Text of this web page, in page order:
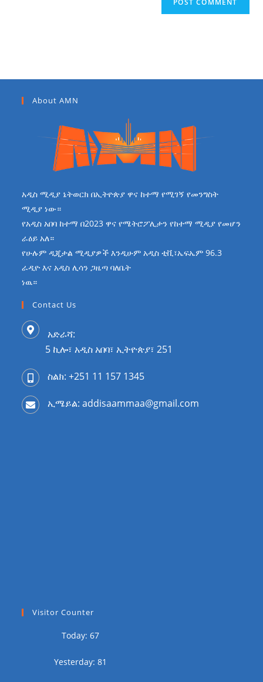
About AMN
አዲስ ሚዲያ ኔትወርክ በኢትዮጵያ ዋና ከተማ የሚገኝ የመንግስት
ሚዲያ ነው።
የአዲስ አበባ ከተማ በ2023 ዋና የሜትሮፖሊታን የከተማ ሚዲያ የመሆን
ራዕይ አለ።
የሁሉም ዲጂታል ሚዲያዎች እንዲሁም አዲስ ቲቪ፣ኤፍኤም 96.3
ራዲዮ እና አዲስ ሊሳን ጋዜጣ ባለቤት
ነዉ።
Contact Us
አድራሻ:
5 ኪሎ፣ አዲስ አበባ፣ ኢትዮጵያ፣ 251
ስልክ: +251 11 157 1345
ኢሜይል: addisaammaa@gmail.com
Visitor Counter
Today: 67
Yesterday: 81